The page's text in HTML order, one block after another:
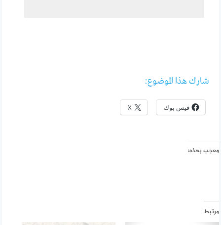
شارك هذا الموضوع:
فيس بوك X
معجب بهذه:
مرتبط